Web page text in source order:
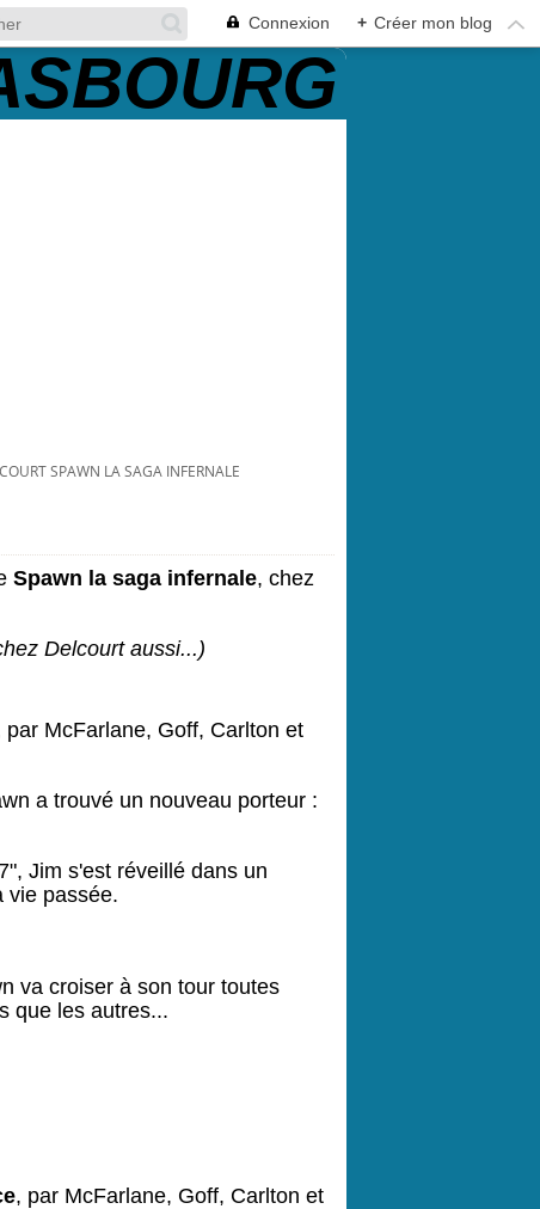
Connexion + Créer mon blog
SPAWN LA SAGA INFERNALE
Spawn la saga infernale, chez
Delcourt aussi...)
par McFarlane, Goff, Carlton et
a trouvé un nouveau porteur :
Jim s'est réveillé dans un
vie passée.
va croiser à son tour toutes
que les autres...
, par McFarlane, Goff, Carlton et